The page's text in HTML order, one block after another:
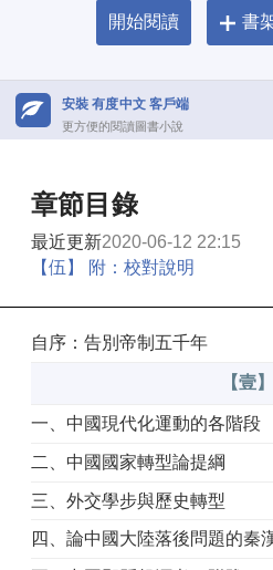
開始閱讀 書
安裝 有度中文 客戶端
更方便的閱讀圖書小說
章節目錄
最近更新2020-06-12 22:15
【伍】 附：校對說明
自序：告別帝制五千年
【壹】
一、中國現代化運動的各階段
二、中國國家轉型論提綱
三、外交學步與歷史轉型
四、論中國大陸落後問題的秦